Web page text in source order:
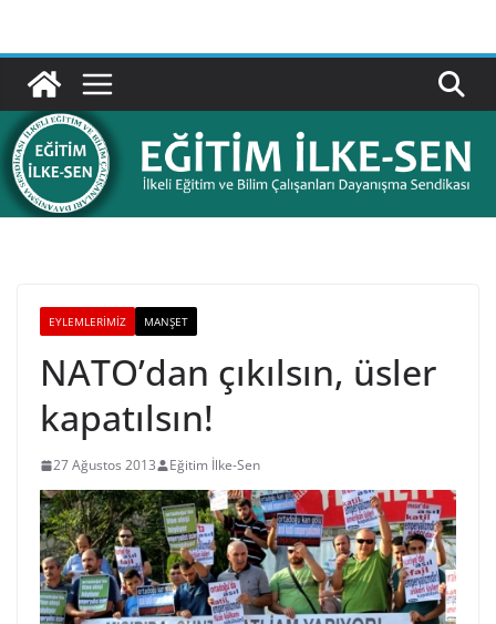
content
EYLEMLERIMIZ MANŞET
NATO’dan çıkılsın, üsler
kapatılsın!
27 Ağustos 2013 Eğitim İlke-Sen